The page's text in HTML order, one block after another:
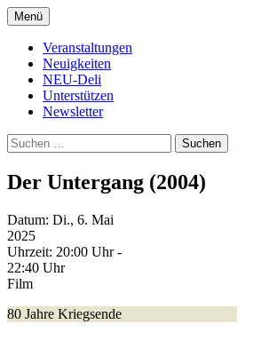
Zum
Inhalt
springen
NeuDeli Einbeck
Menü
Veranstaltungen
Neuigkeiten
NEU-Deli
Unterstützen
Newsletter
Suchen
nach:
Der Untergang (2004)
Datum: Di., 6. Mai
2025
Uhrzeit: 20:00 Uhr -
22:40 Uhr
Film
80 Jahre Kriegsende